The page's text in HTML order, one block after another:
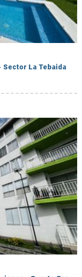
Sector La Tebaida